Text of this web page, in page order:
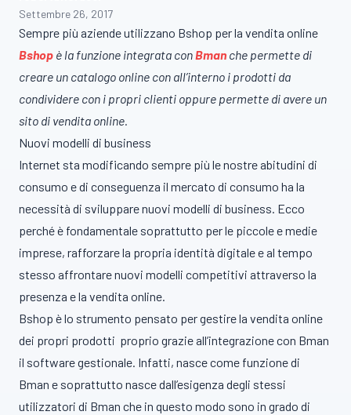
Settembre 26, 2017
Sempre più aziende utilizzano Bshop per la vendita online
Bshop è la funzione integrata conBman che permette di
creare un catalogo online con all’interno i prodotti da
condividere con i propri clienti oppure permette di avere un
sito di vendita online.
Nuovi modelli di business
Internet sta modificando sempre più le nostre abitudini di
consumo e di conseguenza il mercato di consumo ha la
necessità di sviluppare nuovi modelli di business. Ecco
perché è fondamentale soprattutto per le piccole e medie
imprese, rafforzare la propria identità digitale e al tempo
stesso affrontare nuovi modelli competitivi attraverso la
presenza e la vendita online.
Bshop è lo strumento pensato per gestire la vendita online
dei propri prodotti proprio grazie all’integrazione con Bman
il software gestionale. Infatti, nasce come funzione di
Bman e soprattutto nasce dall’esigenza degli stessi
utilizzatori di Bman che in questo modo sono in grado di